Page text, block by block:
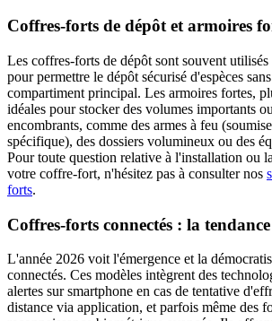
Coffres-forts de dépôt et armoires
Les coffres-forts de dépôt sont souvent utilisés
pour permettre le dépôt sécurisé d'espèces
compartiment principal. Les armoires fortes,
idéales pour stocker des volumes importants
encombrants, comme des armes à feu
spécifique), des dossiers volumineux ou des
Pour toute question relative à l'installation ou
votre coffre-fort, n'hésitez pas à consulter nos
forts.
Coffres-forts connectés : la
L'année 2026 voit l'émergence et la
connectés. Ces modèles intègrent des
alertes sur smartphone en cas de tentative
distance via application, et parfois même des